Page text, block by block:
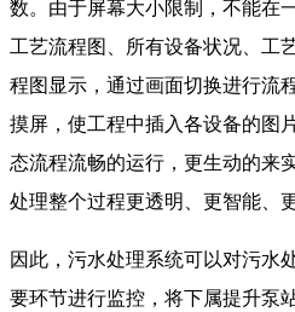
数。由于屏幕大小限制，不能在
工艺流程图、所有设备状况、工
程图显示，通过画面切换进行流
摸屏，使工程中插入各设备的图
态流程流畅的运行，更生动的来
处理整个过程更透明、更智能、
因此，污水处理系统可以对污水
要环节进行监控，将下属提升泵